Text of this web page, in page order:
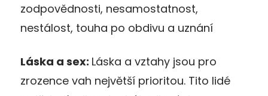
zodpovědnosti, nesamostatnost,
nestálost, touha po obdivu a uznání
Láska a sex: Láska a vztahy jsou pro
zrozence vah největší prioritou. Tito lidé